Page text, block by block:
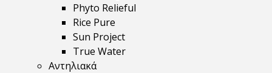
Phyto Relieful
Rice Pure
Sun Project
True Water
Αντηλιακά